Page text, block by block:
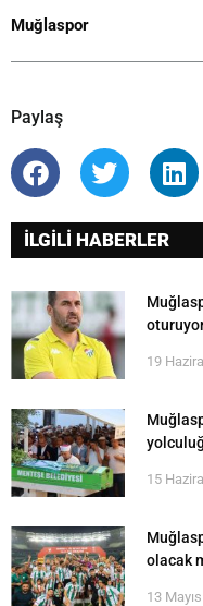
Muğlaspor
Paylaş
İLGİLİ HABERLER
19
15
olacak
13